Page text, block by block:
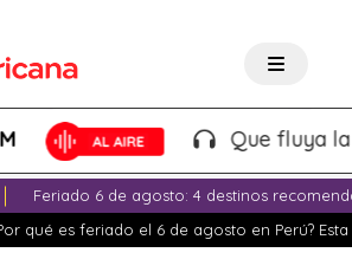
Que fluya la
Feriado 6 de agosto: 4 destinos
qué es feriado el 6 de agosto en Perú?